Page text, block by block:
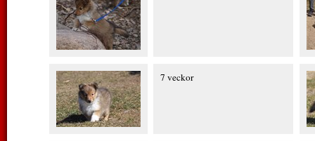
7 veckor